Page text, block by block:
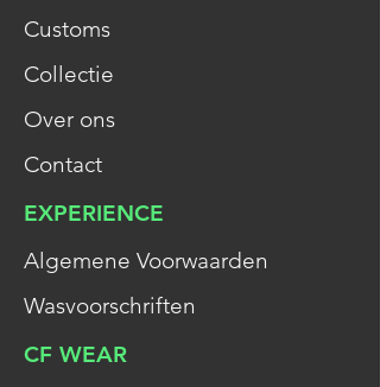
Customs
Collectie
Over ons
Contact
EXPERIENCE
Algemene Voorwaarden
Wasvoorschriften
CF WEAR